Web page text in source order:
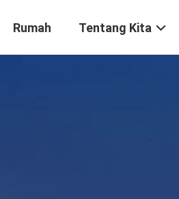
Rumah Tentang Kita